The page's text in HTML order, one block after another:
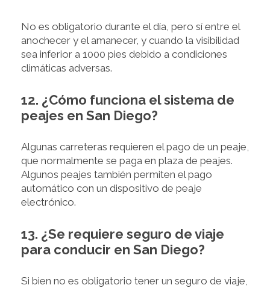
No es obligatorio durante el día, pero sí entre el
anochecer y el amanecer, y cuando la visibilidad
sea inferior a 1000 pies debido a condiciones
climáticas adversas.
12. ¿Cómo funciona el sistema de
peajes en San Diego?
Algunas carreteras requieren el pago de un peaje,
que normalmente se paga en plaza de peajes.
Algunos peajes también permiten el pago
automático con un dispositivo de peaje
electrónico.
13. ¿Se requiere seguro de viaje
para conducir en San Diego?
Si bien no es obligatorio tener un seguro de viaje,